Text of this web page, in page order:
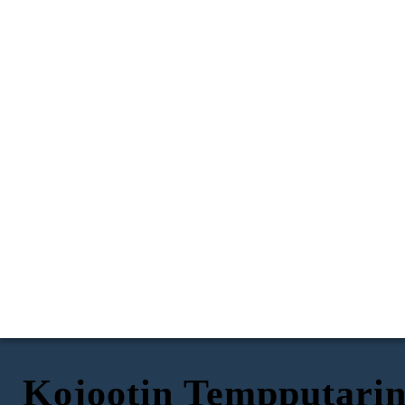
Kojootin